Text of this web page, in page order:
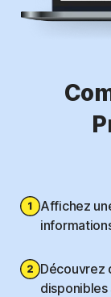
Affichez
Découvrez
disponibles